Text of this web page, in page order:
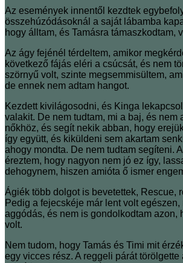
Az események innentől kezdtek
összehúzódásoknál a saját lábamba
hogy álltam, és Tamásra támaszkodtam,
Az ágy fejénél térdeltem, amikor
következő fájás eléri a csúcsát, és nem
szörnyű volt, szinte megsemmisültem,
de ennek nem adtam hangot.
Kezdett kivilágosodni, és Kinga
valakit. De nem tudtam, mi a baj, és
nőkhöz, és segít nekik abban, hogy
így együtt, és kiküldeni sem akartam
ahogy mondta. De nem tudtam segíteni.
éreztem, hogy nagyon nem jó ez így,
dehogynem, hiszen amióta ő ismer
Ágiék több dolgot is bevetettek, Rescue,
Pedig a fejecskéje már lent volt
aggódás, és nem is gondolkodtam
volt.
Nem tudom, hogy Tamás és Timi mit
egy vicces rész. A reggeli párát